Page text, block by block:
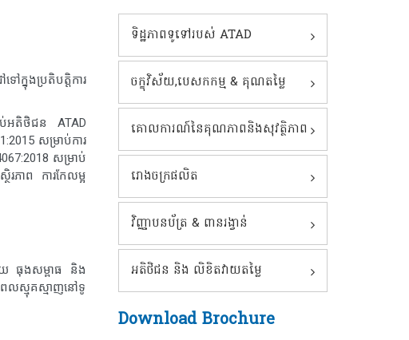
ៅក្នុងប្រតិបត្តិការ
រាប់អតិថិជន ATAD
សម្រាប់ការ
សម្រាប់
រភាព ការកែលម្អ
យ ធុងសម្ពាធ និង
លស្មុគស្មាញនៅទូ
ទិដ្ឋភាពទូទៅរបស់ ATAD
ចក្ខុវិស័យ,បេសកកម្ម & គុណតម្លៃ
គោលការណ៍នៃគុណភាពនិងសុវត្ថិភាព
រោងចក្រផលិត
វិញ្ញាបនប័ត្រ & ពានរង្វាន់
អតិថិជន និង លិខិតវាយតម្លៃ
Download Brochure